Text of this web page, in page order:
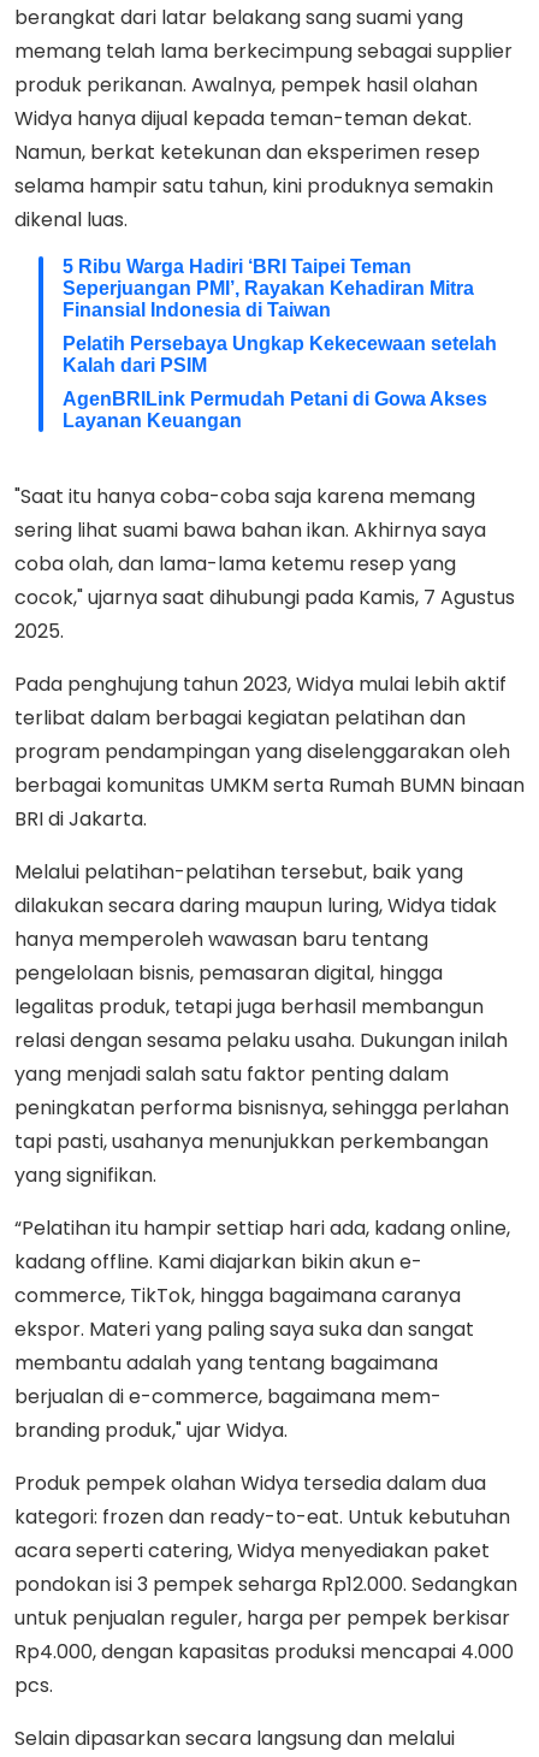
berangkat dari latar belakang sang suami yang
memang telah lama berkecimpung sebagai supplier
produk perikanan. Awalnya, pempek hasil olahan
Widya hanya dijual kepada teman-teman dekat.
Namun, berkat ketekunan dan eksperimen resep
selama hampir satu tahun, kini produknya semakin
dikenal luas.
5 Ribu Warga Hadiri ‘BRI Taipei Teman
Seperjuangan PMI’, Rayakan Kehadiran Mitra
Finansial Indonesia di Taiwan
Pelatih Persebaya Ungkap Kekecewaan setelah
Kalah dari PSIM
AgenBRILink Permudah Petani di Gowa Akses
Layanan Keuangan
"Saat itu hanya coba-coba saja karena memang
sering lihat suami bawa bahan ikan. Akhirnya saya
coba olah, dan lama-lama ketemu resep yang
cocok," ujarnya saat dihubungi pada Kamis, 7 Agustus
2025.
Pada penghujung tahun 2023, Widya mulai lebih aktif
terlibat dalam berbagai kegiatan pelatihan dan
program pendampingan yang diselenggarakan oleh
berbagai komunitas UMKM serta Rumah BUMN binaan
BRI di Jakarta.
Melalui pelatihan-pelatihan tersebut, baik yang
dilakukan secara daring maupun luring, Widya tidak
hanya memperoleh wawasan baru tentang
pengelolaan bisnis, pemasaran digital, hingga
legalitas produk, tetapi juga berhasil membangun
relasi dengan sesama pelaku usaha. Dukungan inilah
yang menjadi salah satu faktor penting dalam
peningkatan performa bisnisnya, sehingga perlahan
tapi pasti, usahanya menunjukkan perkembangan
yang signifikan.
“Pelatihan itu hampir settiap hari ada, kadang online,
kadang offline. Kami diajarkan bikin akun e-
commerce, TikTok, hingga bagaimana caranya
ekspor. Materi yang paling saya suka dan sangat
membantu adalah yang tentang bagaimana
berjualan di e-commerce, bagaimana mem-
branding produk," ujar Widya.
Produk pempek olahan Widya tersedia dalam dua
kategori: frozen dan ready-to-eat. Untuk kebutuhan
acara seperti catering, Widya menyediakan paket
pondokan isi 3 pempek seharga Rp12.000. Sedangkan
untuk penjualan reguler, harga per pempek berkisar
Rp4.000, dengan kapasitas produksi mencapai 4.000
pcs.
Selain dipasarkan secara langsung dan melalui